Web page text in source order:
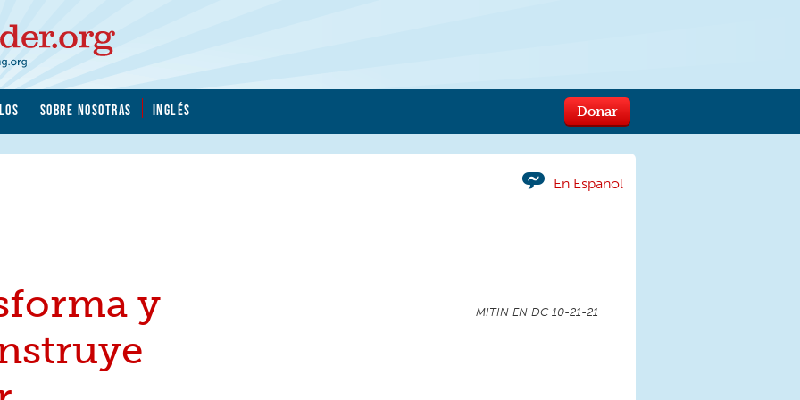
SOBRE NOSOTRAS INGLÉS Donar
En Espanol
MITIN EN DC 10-21-21
y